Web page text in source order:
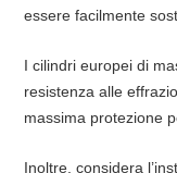
essere facilmente
I cilindri europei di
resistenza alle
massima protezione
Inoltre, considera